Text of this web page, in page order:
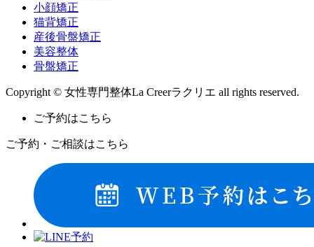
小顔矯正
猫背矯正
産後骨盤矯正
美容整体
骨盤矯正
Copyright © 女性専門整体La Creerラクリエ all rights reserved.
ご予約はこちら
ご予約・ご相談はこちら